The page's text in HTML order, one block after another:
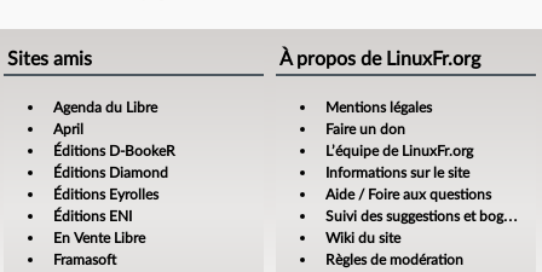
Sites amis
Agenda du Libre
April
Éditions D-BookeR
Éditions Diamond
Éditions Eyrolles
Éditions ENI
En Vente Libre
Framasoft
À propos de LinuxFr.org
Mentions légales
Faire un don
L’équipe de LinuxFr.org
Informations sur le site
Aide / Foire aux questions
Suivi des suggestions et bogues
Wiki du site
Règles de modération